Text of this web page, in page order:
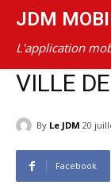
JDM
L'application
VILLE
By Le JDM 20
Facebook